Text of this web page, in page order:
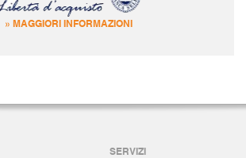
» MAGGIORI INFORMAZIONI
SERVIZI